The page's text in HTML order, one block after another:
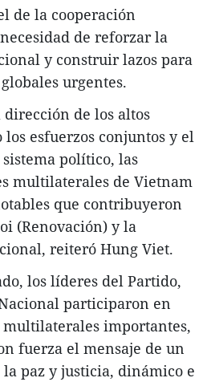
de la cooperación
de reforzar la
y construir lazos para
urgentes.
de los altos
esfuerzos conjuntos y el
político, las
multilaterales de Vietnam
que contribuyeron
(Renovación) y la
reiteró Hung Viet.
los líderes del Partido,
participaron en
multilaterales importantes,
fuerza el mensaje de un
paz y justicia, dinámico e